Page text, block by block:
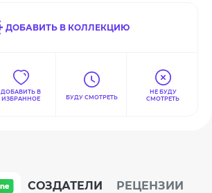
ДОБАВИТЬ В КОЛЛЕКЦИЮ
ДОБАВИТЬ В
ИЗБРАННОЕ
БУДУ СМОТРЕТЬ
НЕ БУДУ
СМОТРЕТЬ
СОЗДАТЕЛИ РЕЦЕНЗИИ